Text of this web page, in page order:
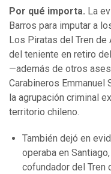
Por qué importa. La
Barros para imputar a
Los Piratas del Tren
del teniente en retiro
—además de otros
Carabineros Emmanuel
la agrupación criminal
territorio chileno.
También dejó en
operaba en
cofundador del Tren